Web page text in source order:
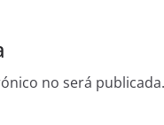
no será publicada.